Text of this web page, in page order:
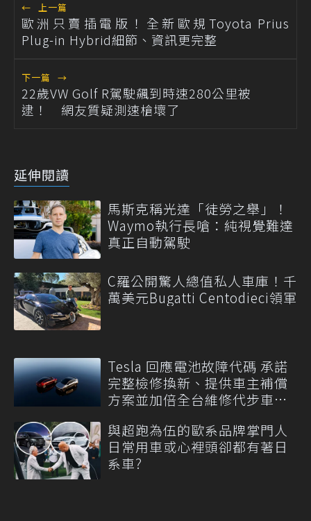
← 上一篇
歐洲只賣插電版！全新歐規Toyota Prius
Plug-in Hybrid細節、資訊更完整
下一篇 →
22歲VW Golf R駕駛飆到時速280公里被
逮！ 網友質疑測速槍壞了
延伸閱讀
馬斯克稱光達「徒勞之舉」！
Waymo執行長嗆：純視覺難達
真正自動駕駛
C羅公開驚人總值私人車庫！千
萬美元Bugatti Centodieci領軍
Tesla 回應電池故障代碼 承諾
完整檢修換新、提供車主補償
方案並加倍全台維修代步車數
與超跑為伍的歐系品牌掌門人
日常用車或心裡頭卻都有著日
系車?